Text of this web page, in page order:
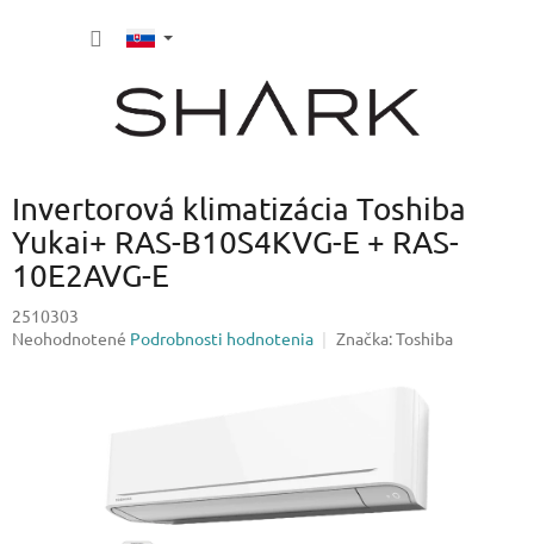
Invertorová klimatizácia Toshiba
Yukai+ RAS-B10S4KVG-E + RAS-
10E2AVG-E
2510303
Priemerné
Neohodnotené Podrobnosti hodnotenia Značka:Toshiba